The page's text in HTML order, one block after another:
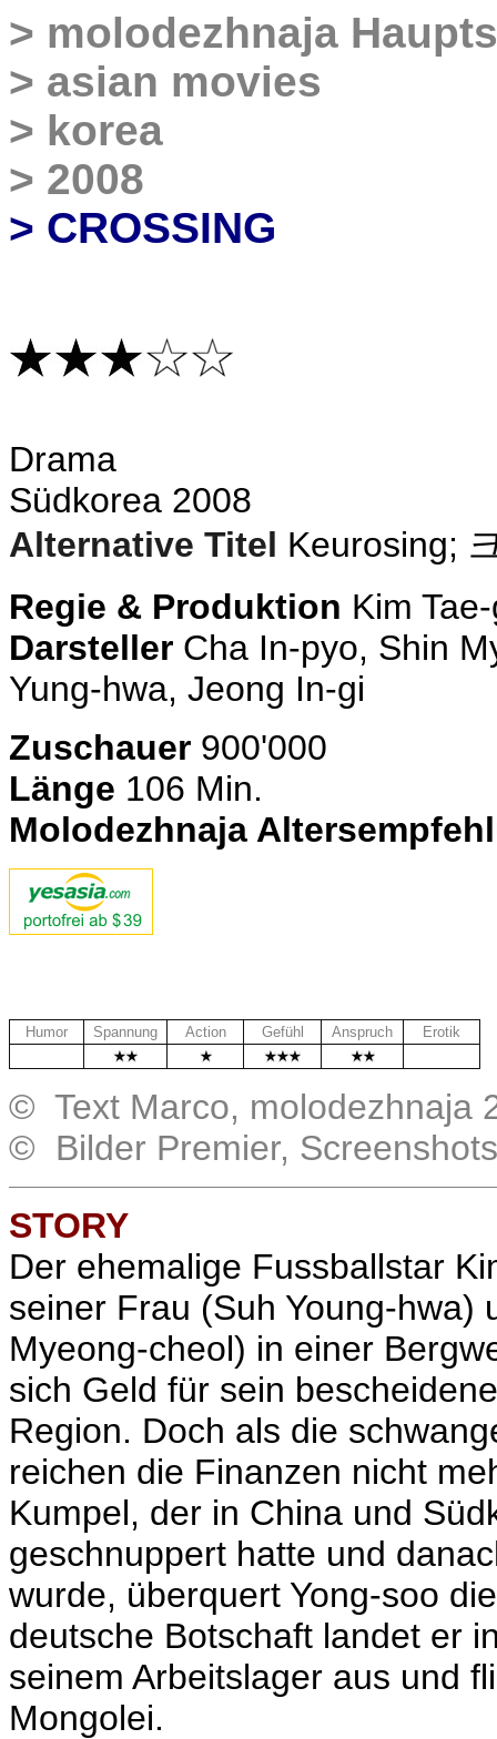
> molodezhnaja
> asian movies
> korea
> 2008
> CROSSING
Drama
Südkorea 2008
Alternative Titel Keurosing;
Regie & Produktion Kim
Darsteller Cha In-pyo, Shin
Yung-hwa, Jeong In-gi
Zuschauer 900'000
Länge 106 Min.
Molodezhnaja
Humor Spannung Action Gefühl Anspruch
Erotik
© Text Marco, molodezhnaja
© Bilder Premier,
STORY
Der ehemalige Fussballstar
seiner Frau (Suh Young-hwa)
Myeong-cheol) in einer
sich Geld für sein
Region. Doch als die
reichen die Finanzen nicht
Kumpel, der in China und
geschnuppert hatte und
wurde, überquert Yong-soo
deutsche Botschaft landet er
seinem Arbeitslager aus und
Mongolei.